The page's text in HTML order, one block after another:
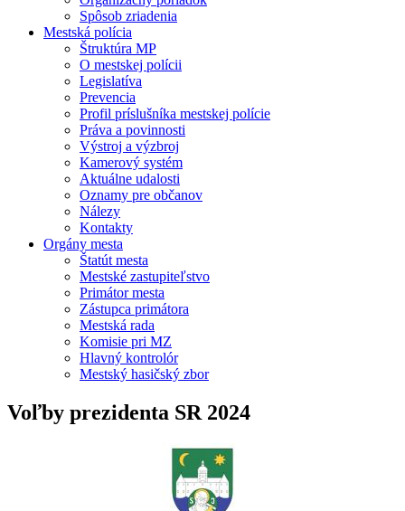
Spôsob zriadenia
Mestská polícia
Štruktúra MP
O mestskej polícii
Legislatíva
Prevencia
Profil príslušníka mestskej polície
Práva a povinnosti
Výstroj a výzbroj
Kamerový systém
Aktuálne udalosti
Oznamy pre občanov
Nálezy
Kontakty
Orgány mesta
Štatút mesta
Mestské zastupiteľstvo
Primátor mesta
Zástupca primátora
Mestská rada
Komisie pri MZ
Hlavný kontrolór
Mestský hasičský zbor
Voľby prezidenta SR 2024